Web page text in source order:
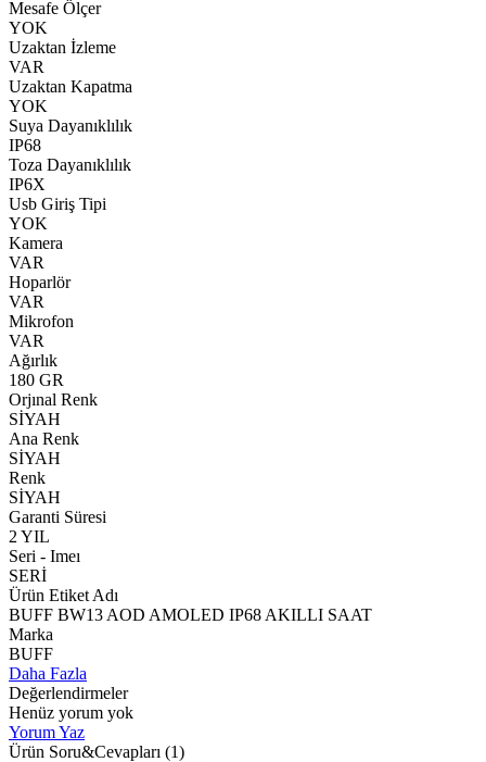
Mesafe Ölçer
YOK
Uzaktan İzleme
VAR
Uzaktan Kapatma
YOK
Suya Dayanıklılık
IP68
Toza Dayanıklılık
IP6X
Usb Giriş Tipi
YOK
Kamera
VAR
Hoparlör
VAR
Mikrofon
VAR
Ağırlık
180 GR
Orjınal Renk
SİYAH
Ana Renk
SİYAH
Renk
SİYAH
Garanti Süresi
2 YIL
Seri - Imeı
SERİ
Ürün Etiket Adı
BUFF BW13 AOD AMOLED IP68 AKILLI SAAT
Marka
BUFF
Daha Fazla
Değerlendirmeler
Henüz yorum yok
Yorum Yaz
Ürün Soru&Cevapları (1)